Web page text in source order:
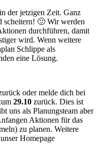
der jetzigen Zeit. Ganz
scheitern! 🙂 Wir werden
durchführen, damit
wird. Wenn weitere
Schlippe als
eine Lösung.
oder melde dich bei
29.10 zurück. Dies ist
uns als Planungsteam aber
Aktionen für das
zu planen. Weitere
Homepage